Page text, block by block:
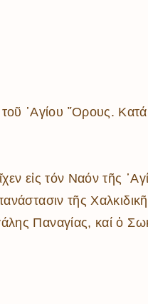
῾Αγίου ῎Ορους.
εἰς τόν Ναόν τῆς
τῆς
Παναγίας, καί ὁ